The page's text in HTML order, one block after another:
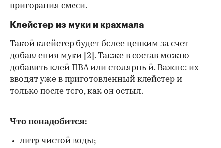
пригорания смеси.
Клейстер из муки и крахмала
Такой клейстер будет более цепким за счет
добавления муки [2] . Также в состав можно
добавить клей ПВА или столярный. Важно: их
вводят уже в приготовленный клейстер и
только после того, как он остыл.
Что понадобится:
литр чистой воды;